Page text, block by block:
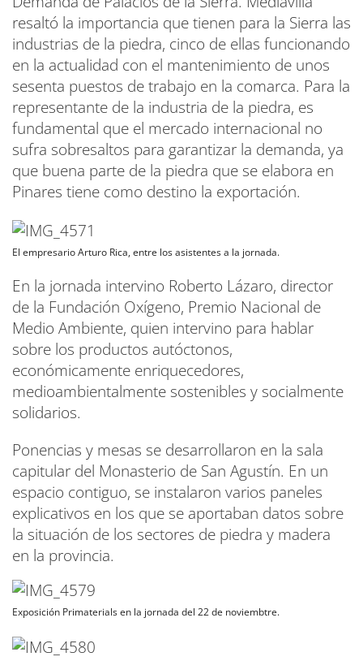
resaltó la importancia que tienen para la Sierra las
industrias de la piedra, cinco de ellas funcionando
en la actualidad con el mantenimiento de unos
sesenta puestos de trabajo en la comarca. Para la
representante de la industria de la piedra, es
fundamental que el mercado internacional no
sufra sobresaltos para garantizar la demanda, ya
que buena parte de la piedra que se elabora en
Pinares tiene como destino la exportación.
El empresario Arturo Rica, entre los asistentes a la jornada.
En la jornada intervino Roberto Lázaro, director
de la Fundación Oxígeno, Premio Nacional de
Medio Ambiente, quien intervino para hablar
sobre los productos autóctonos,
económicamente enriquecedores,
medioambientalmente sostenibles y socialmente
solidarios.
Ponencias y mesas se desarrollaron en la sala
capitular del Monasterio de San Agustín. En un
espacio contiguo, se instalaron varios paneles
explicativos en los que se aportaban datos sobre
la situación de los sectores de piedra y madera
en la provincia.
Exposición Primaterials en la jornada del 22 de noviembtre.